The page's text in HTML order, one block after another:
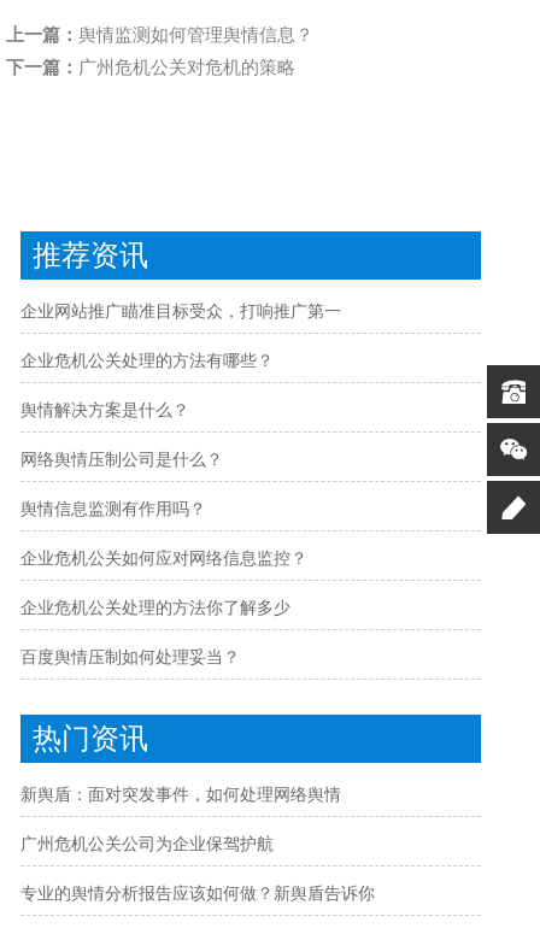
上一篇： 舆情监测如何管理舆情信息？
下一篇： 广州危机公关对危机的策略
推荐资讯
企业网站推广瞄准目标受众，打响推广第一
企业危机公关处理的方法有哪些？
舆情解决方案是什么？
网络舆情压制公司是什么？
舆情信息监测有作用吗？
企业危机公关如何应对网络信息监控？
企业危机公关处理的方法你了解多少
百度舆情压制如何处理妥当？
热门资讯
新舆盾：面对突发事件，如何处理网络舆情
广州危机公关公司为企业保驾护航
专业的舆情分析报告应该如何做？新舆盾告诉你